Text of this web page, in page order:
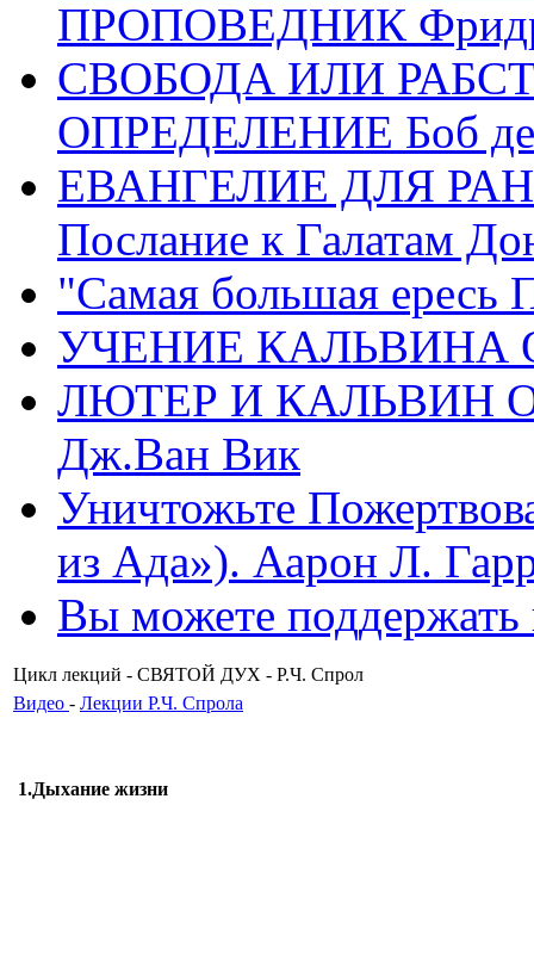
ПРОПОВЕДНИК
СВОБОДА ИЛИ
ОПРЕДЕЛЕНИЕ Боб де
ЕВАНГЕЛИЕ ДЛЯ
Послание к Галатам
"Самая большая ересь
УЧЕНИЕ КАЛЬВИНА
ЛЮТЕР И КАЛЬВИН
Дж.Ван Вик
Уничтожьте
из Ада»). Аарон Л.
Вы можете
Цикл лекций - СВЯТОЙ ДУХ - Р.Ч. Спрол
Видео - Лекции Р.Ч. Спрола
1.Дыхание жизни